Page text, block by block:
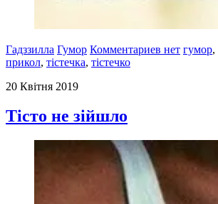
Гадззилла Гумор Комментариев нет гумор,
прикол, тістечка, тістечко
20 Квітня 2019
Тісто не зійшло